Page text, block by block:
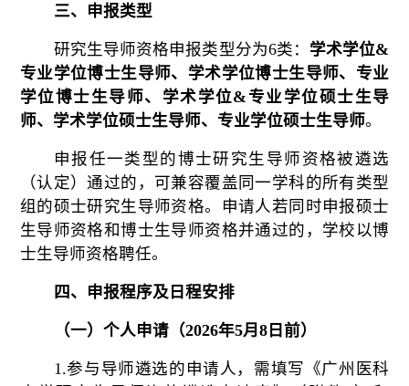
三、申报类型
研究生导师资格申报类型分为6类： 学术学位&
专业学位博士生导师、学术学位博士生导师、专业
学位博士生导师、学术学位&专业学位硕士生导
师、学术学位硕士生导师、专业学位硕士生导师。
申报任一类型的博士研究生导师资格被遴选
（认定）通过的，可兼容覆盖同一学科的所有类型
组的硕士研究生导师资格。
申请人若同时申报硕士
生导师资格和博士生导师资格并通过的 ，学校以博
士生导师资格聘任。
四、申报程序及日程安排
（一） 个人申请（2026年5月8日前）
1.参与导师遴选的申请人，需填写《广州医科